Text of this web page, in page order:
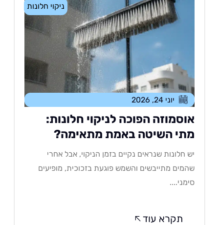
ניקוי חלונות
יוני 24, 2026
הפוכה לניקוי חלונות:
השיטה באמת מתאימה?
חלונות שנראים נקיים בזמן הניקוי, אבל אחרי
מתייבשים והשמש פוגעת בזכוכית, מופיעים
תקרא עוד